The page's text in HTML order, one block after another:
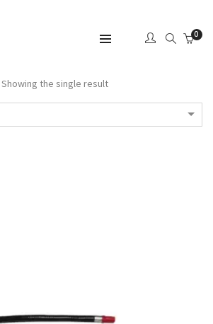
0
Showing the single result